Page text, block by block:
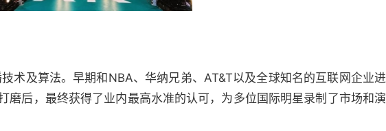
术及算法。早期和NBA、华纳兄弟、AT&T以及全球知名的互联网企业进
磨后，最终获得了业内最高水准的认可，为多位国际明星录制了市场和演